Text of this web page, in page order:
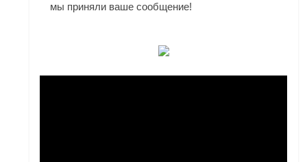
мы приняли ваше сообщение!